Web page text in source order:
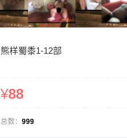
熊样蜀黍1-12部
¥88
总数： 999